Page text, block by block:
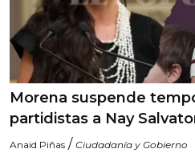
Morena suspende
partidistas a Nay
Anaid Piñas / Ciudadanía y Gobierno